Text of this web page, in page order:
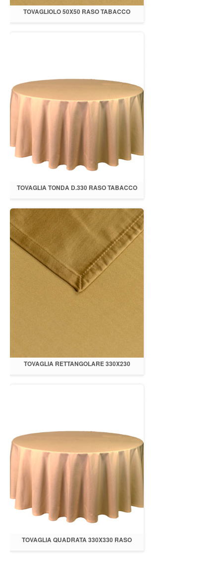
TOVAGLIOLO 50X50 RASO TABACCO
TOVAGLIA TONDA D.330 RASO TABACCO
TOVAGLIA RETTANGOLARE 330X230
TOVAGLIA QUADRATA 330X330 RASO